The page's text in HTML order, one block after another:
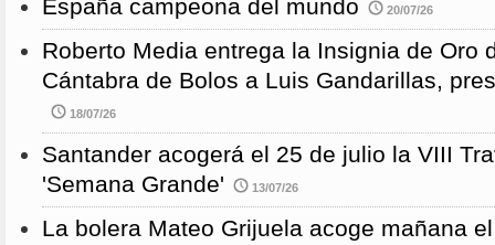
España campeona del mundo 20/07/26
Roberto Media entrega la Insignia de Oro
Cántabra de Bolos a Luis Gandarillas,
18/07/26
Santander acogerá el 25 de julio la VIII
'Semana Grande'
13/07/26
La bolera Mateo Grijuela acoge mañana